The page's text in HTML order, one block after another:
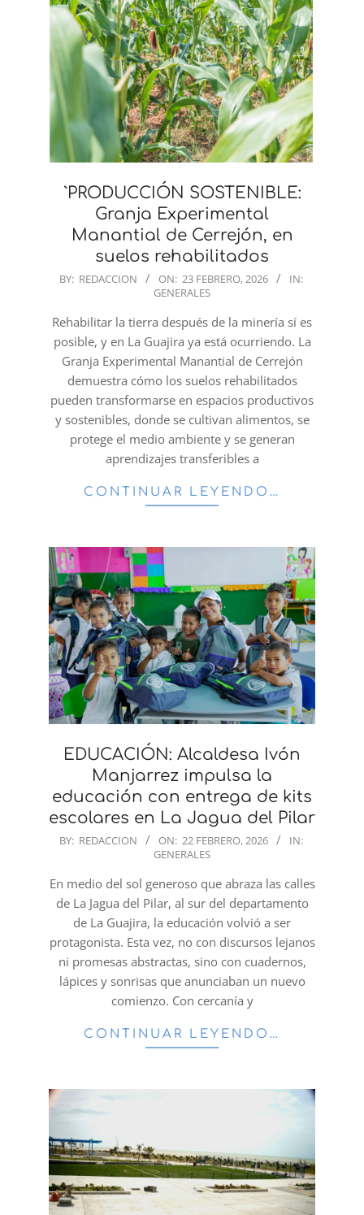
`PRODUCCIÓN SOSTENIBLE:
Granja Experimental
Manantial de Cerrejón, en
suelos rehabilitados
2026-
23
BY: REDACCION ON: 23 FEBRERO, 2026
IN:
GENERALES
Rehabilitar la tierra después de la minería sí es
posible, y en La Guajira ya está ocurriendo. La
Granja Experimental Manantial de Cerrejón
demuestra cómo los suelos rehabilitados
pueden transformarse en espacios productivos
y sostenibles, donde se cultivan alimentos, se
protege el medio ambiente y se generan
aprendizajes transferibles a
CONTINUAR LEYENDO…
EDUCACIÓN: Alcaldesa Ivón
Manjarrez impulsa la
educación con entrega de kits
escolares en La Jagua del Pilar
2026-
22
BY: REDACCION ON: 22 FEBRERO, 2026
IN:
GENERALES
En medio del sol generoso que abraza las calles
de La Jagua del Pilar, al sur del departamento
de La Guajira, la educación volvió a ser
protagonista. Esta vez, no con discursos lejanos
ni promesas abstractas, sino con cuadernos,
lápices y sonrisas que anunciaban un nuevo
comienzo. Con cercanía y
CONTINUAR LEYENDO…